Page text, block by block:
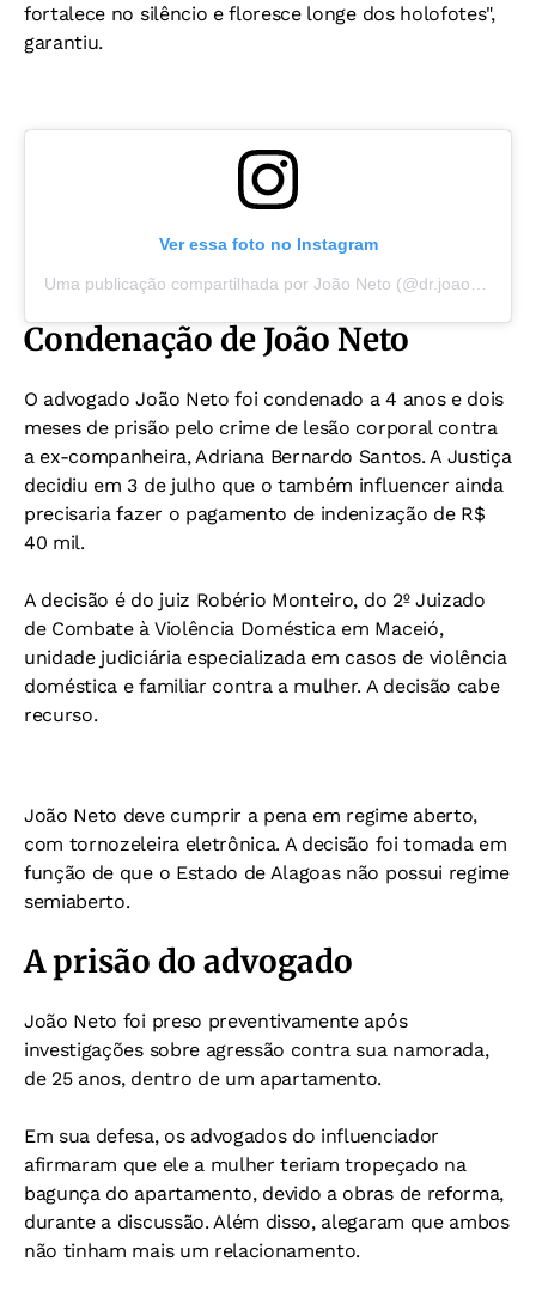
fortalece no silêncio e floresce longe dos holofotes",
garantiu.
Ver essa foto no Instagram
Uma publicação compartilhada por João Neto (@dr.joaoneto80)
Condenação de João Neto
O advogado João Neto foi condenado a 4 anos e dois
meses de prisão pelo crime de lesão corporal contra
a ex-companheira, Adriana Bernardo Santos. A Justiça
decidiu em 3 de julho que o também influencer ainda
precisaria fazer o pagamento de indenização de R$
40 mil.
A decisão é do juiz Robério Monteiro, do 2º Juizado
de Combate à Violência Doméstica em Maceió,
unidade judiciária especializada em casos de violência
doméstica e familiar contra a mulher. A decisão cabe
recurso.
João Neto deve cumprir a pena em regime aberto,
com tornozeleira eletrônica. A decisão foi tomada em
função de que o Estado de Alagoas não possui regime
semiaberto.
A prisão do advogado
João Neto foi preso preventivamente após
investigações sobre agressão contra sua namorada,
de 25 anos, dentro de um apartamento.
Em sua defesa, os advogados do influenciador
afirmaram que ele a mulher teriam tropeçado na
bagunça do apartamento, devido a obras de reforma,
durante a discussão. Além disso, alegaram que ambos
não tinham mais um relacionamento.